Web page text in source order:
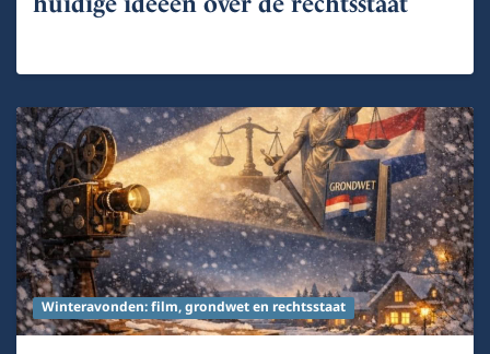
Winteravonden: film, grondwet en rechtsstaat